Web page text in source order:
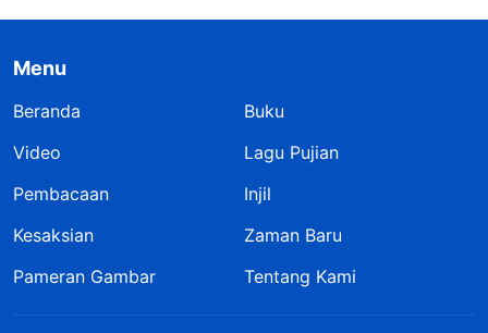
Menu
Beranda
Buku
Video
Lagu Pujian
Pembacaan
Injil
Kesaksian
Zaman Baru
Pameran Gambar
Tentang Kami